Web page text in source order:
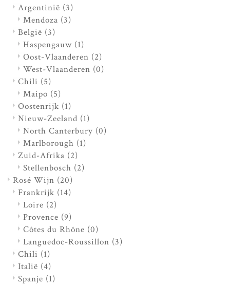
Argentinië (3)
Mendoza (3)
België (3)
Haspengauw (1)
Oost-Vlaanderen (2)
West-Vlaanderen (0)
Chili (5)
Maipo (5)
Oostenrijk (1)
Nieuw-Zeeland (1)
North Canterbury (0)
Marlborough (1)
Zuid-Afrika (2)
Stellenbosch (2)
Rosé Wijn (20)
Frankrijk (14)
Loire (2)
Provence (9)
Côtes du Rhône (0)
Languedoc-Roussillon (3)
Chili (1)
Italië (4)
Spanje (1)